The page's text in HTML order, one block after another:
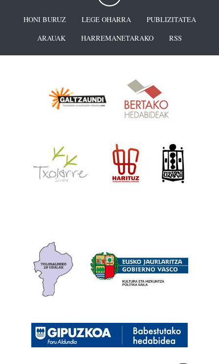
HONI BURUZ LEGE OHARRA
PUBLIZITATEA
ARAUAK
HARREMANETARAKO RSS